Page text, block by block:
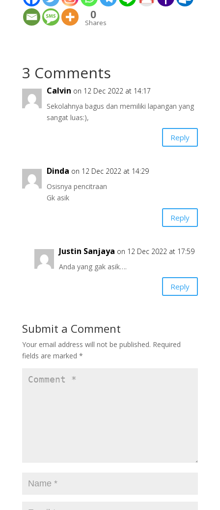
0
Shares
3 Comments
Calvin on 12 Dec 2022 at 14:17
Sekolahnya bagus dan memiliki lapangan yang
sangat luas:),
Reply
Dinda on 12 Dec 2022 at 14:29
Osisnya pencitraan
Gk asik
Reply
Justin Sanjaya on 12 Dec 2022 at 17:59
Anda yang gak asik….
Reply
Submit a Comment
Your email address will not be published. Required
fields are marked *